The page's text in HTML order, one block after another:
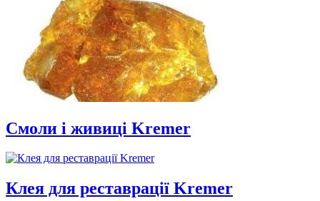
Смоли і живиці Kremer
Клея для реставрації Kremer